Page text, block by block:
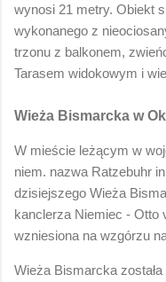
wynosi 21 metry. Obiekt
wykonanego z
trzonu z balkonem,
Tarasem widokowym i
Wieża Bismarcka w
W mieście leżącym w
niem. nazwa Ratzebuhr
dzisiejszego Wieża
kanclerza Niemiec - Otto
wzniesiona na wzgórzu
Wieża Bismarcka